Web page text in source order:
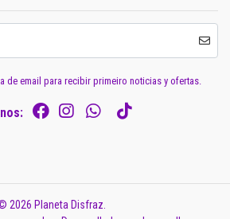
de email para recibir primeiro noticias y ofertas.
2026 Planeta Disfraz.